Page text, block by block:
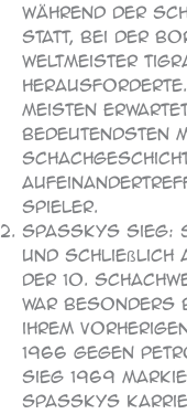
während der
statt, bei der
Weltmeister
herausforderte.
meisten
bedeutendsten
Spieler.
Spasskys Sieg:
und schließlich
der 10.
war besonders
ihrem
1966 gegen
Sieg 1969
Spasskys